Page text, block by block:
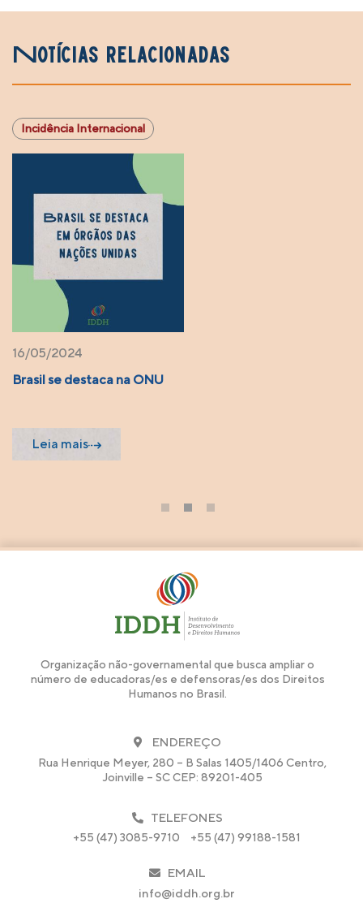
Notícias relacionadas
Incidência Internacional
16/05/2024
Brasil se destaca na ONU
Leia mais
3
Organização não-governamental que busca ampliar o
número de educadoras/es e defensoras/es dos Direitos
Humanos no Brasil.
ENDEREÇO
Rua Henrique Meyer, 280 – B Salas 1405/1406 Centro,
Joinville – SC CEP: 89201-405
TELEFONES
+55 (47) 3085-9710 +55 (47) 99188-1581
EMAIL
info@iddh.org.br